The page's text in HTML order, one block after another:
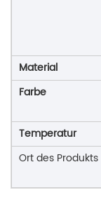
Material
Farbe
Temperatur
Ort des Produkts